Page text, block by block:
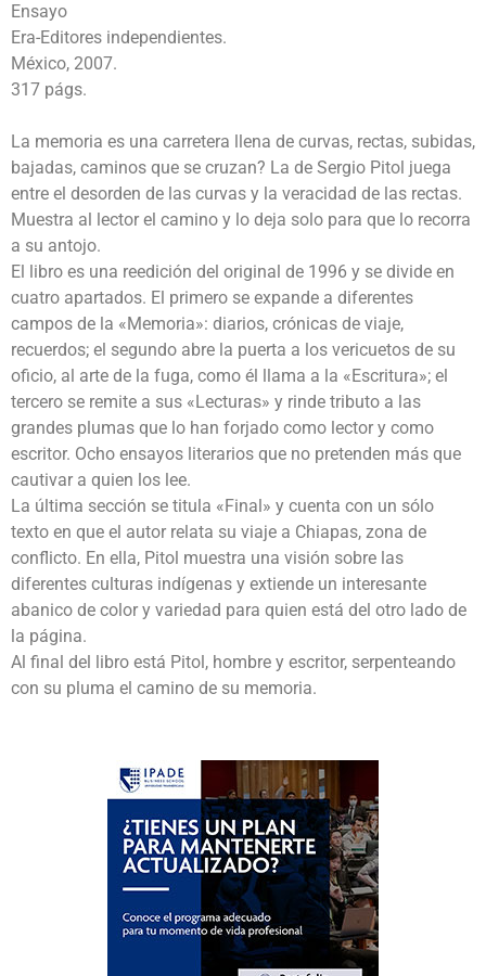
Ensayo
Era-Editores independientes.
México, 2007.
317 págs.
La memoria es una carretera llena de curvas, rectas, subidas,
bajadas, caminos que se cruzan? La de Sergio Pitol juega
entre el desorden de las curvas y la veracidad de las rectas.
Muestra al lector el camino y lo deja solo para que lo recorra
a su antojo.
El libro es una reedición del original de 1996 y se divide en
cuatro apartados. El primero se expande a diferentes
campos de la «Memoria»: diarios, crónicas de viaje,
recuerdos; el segundo abre la puerta a los vericuetos de su
oficio, al arte de la fuga, como él llama a la «Escritura»; el
tercero se remite a sus «Lecturas» y rinde tributo a las
grandes plumas que lo han forjado como lector y como
escritor. Ocho ensayos literarios que no pretenden más que
cautivar a quien los lee.
La última sección se titula «Final» y cuenta con un sólo
texto en que el autor relata su viaje a Chiapas, zona de
conflicto. En ella, Pitol muestra una visión sobre las
diferentes culturas indígenas y extiende un interesante
abanico de color y variedad para quien está del otro lado de
la página.
Al final del libro está Pitol, hombre y escritor, serpenteando
con su pluma el camino de su memoria.